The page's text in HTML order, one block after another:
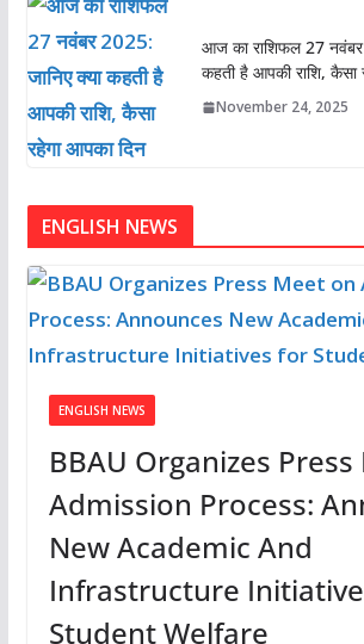
आज का राशिफल 27 नवंबर
कहती है आपकी राशि, कैसा
November 24, 2025
ENGLISH NEWS
ENGLISH NEWS
BBAU Organizes
Admission Process:
New Academic And
Infrastructure
Student Welfare